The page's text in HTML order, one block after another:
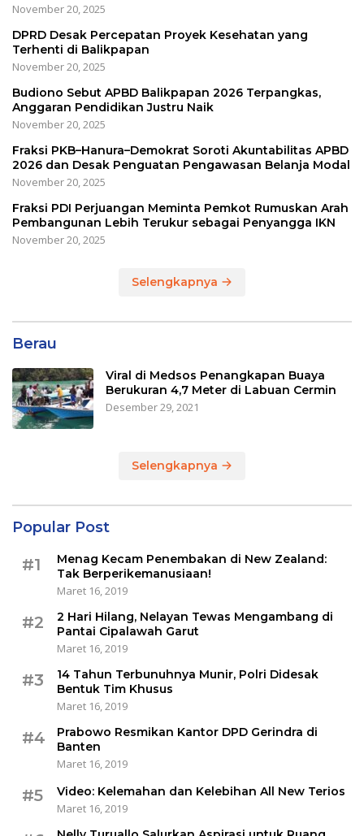
November 20, 2025
DPRD Desak Percepatan Proyek Kesehatan yang
Terhenti di Balikpapan
November 20, 2025
Budiono Sebut APBD Balikpapan 2026 Terpangkas,
Anggaran Pendidikan Justru Naik
November 20, 2025
Fraksi PKB–Hanura–Demokrat Soroti Akuntabilitas APBD
2026 dan Desak Penguatan Pengawasan Belanja Modal
November 20, 2025
Fraksi PDI Perjuangan Meminta Pemkot Rumuskan Arah
Pembangunan Lebih Terukur sebagai Penyangga IKN
November 20, 2025
Selengkapnya
Berau
Viral di Medsos Penangkapan Buaya
Berukuran 4,7 Meter di Labuan Cermin
Desember 29, 2021
Selengkapnya
Popular Post
#1
Menag Kecam Penembakan di New Zealand:
Tak Berperikemanusiaan!
Maret 16, 2019
#2
2 Hari Hilang, Nelayan Tewas Mengambang di
Pantai Cipalawah Garut
Maret 16, 2019
#3
14 Tahun Terbunuhnya Munir, Polri Didesak
Bentuk Tim Khusus
Maret 16, 2019
#4
Prabowo Resmikan Kantor DPD Gerindra di
Banten
Maret 16, 2019
#5
Video: Kelemahan dan Kelebihan All New Terios
Maret 16, 2019